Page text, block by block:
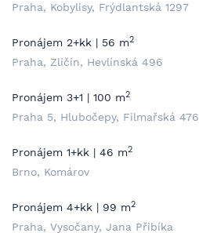
Praha, Kobylisy, Frýdlantská 1297
Pronájem 2+kk | 56 m2
Praha, Zličín, Hevlínská 496
Pronájem 3+1 | 100 m2
Praha 5, Hlubočepy, Filmařská 476
Pronájem 1+kk | 46 m2
Brno, Komárov
Pronájem 4+kk | 99 m2
Praha, Vysočany, Jana Přibíka